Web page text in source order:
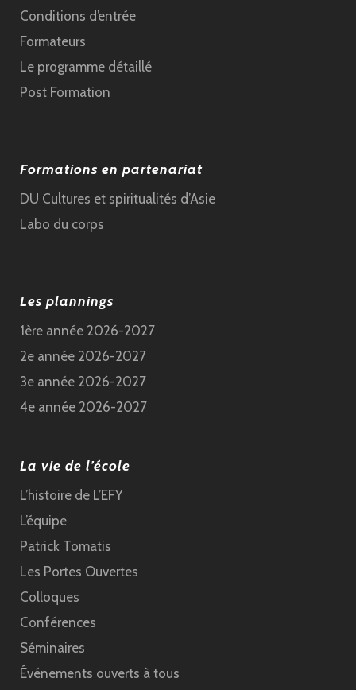
Conditions d’entrée
Formateurs
Le programme détaillé
Post Formation
Formations en partenariat
DU Cultures et spiritualités d’Asie
Labo du corps
Les plannings
1ère année 2026-2027
2e année 2026-2027
3e année 2026-2027
4e année 2026-2027
La vie de l’école
L’histoire de L’EFY
L’équipe
Patrick Tomatis
Les Portes Ouvertes
Colloques
Conférences
Séminaires
Événements ouverts à tous